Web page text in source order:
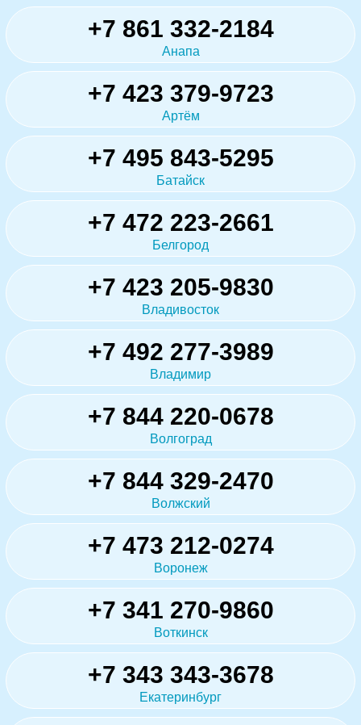
+7 861 332-2184
Анапа
+7 423 379-9723
Артём
+7 495 843-5295
Батайск
+7 472 223-2661
Белгород
+7 423 205-9830
Владивосток
+7 492 277-3989
Владимир
+7 844 220-0678
Волгоград
+7 844 329-2470
Волжский
+7 473 212-0274
Воронеж
+7 341 270-9860
Воткинск
+7 343 343-3678
Екатеринбург